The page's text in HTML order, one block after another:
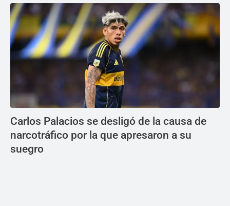
Carlos Palacios se desligó de la causa de
narcotráfico por la que apresaron a su
suegro